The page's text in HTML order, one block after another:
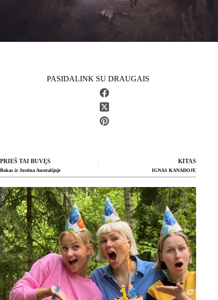
PASIDALINK SU DRAUGAIS
PRIEŠ TAI BUVĘS
Rokas ir Justina Australijoje
KITAS
IGNAS KANADOJE